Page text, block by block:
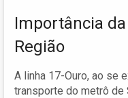
Importância
Região
A linha 17-Ouro, ao se
transporte do metrô de